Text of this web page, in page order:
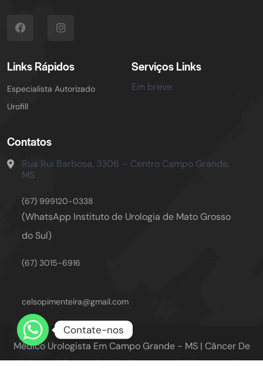
Links Rápidos
Especialista Autorizado
Urofill
Serviços Links
Em breve
Contatos
Rua Rui Barbosa, 3306 – Centro Campo Grande,
MS
(67) 999120-0338
(WhatsApp Instituto de Urologia de Mato Grosso
do Sul)
(67) 3015-6916
celsopimenteira@gmail.com
Médico Urologista Em Campo Grande - MS | Câncer De
Próstata | Câncer De Rim | Vasectomia | Reversão De
Contate-nos